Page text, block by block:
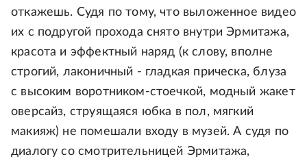
откажешь. Судя по тому, что выложенное видео
их с подругой прохода снято внутри Эрмитажа,
красота и эффектный наряд (к слову, вполне
строгий, лаконичный - гладкая прическа, блуза
с высоким воротником-стоечкой, модный жакет
оверсайз, струящаяся юбка в пол, мягкий
макияж) не помешали входу в музей. А судя по
диалогу со смотрительницей Эрмитажа,